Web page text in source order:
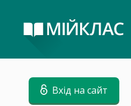
Вхід на сайт